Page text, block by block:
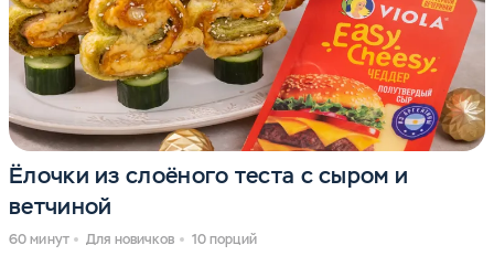
Ёлочки из слоёного теста с сыром и
ветчиной
60 минут Для новичков 10 порций